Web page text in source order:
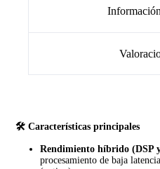
🛠️ Características principales
Rendimiento híbrido (DSP
procesamiento de baja